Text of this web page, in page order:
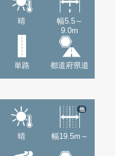
晴
幅5.5～
9.0m
単路 都道府県道
晴 幅19.5m～
他